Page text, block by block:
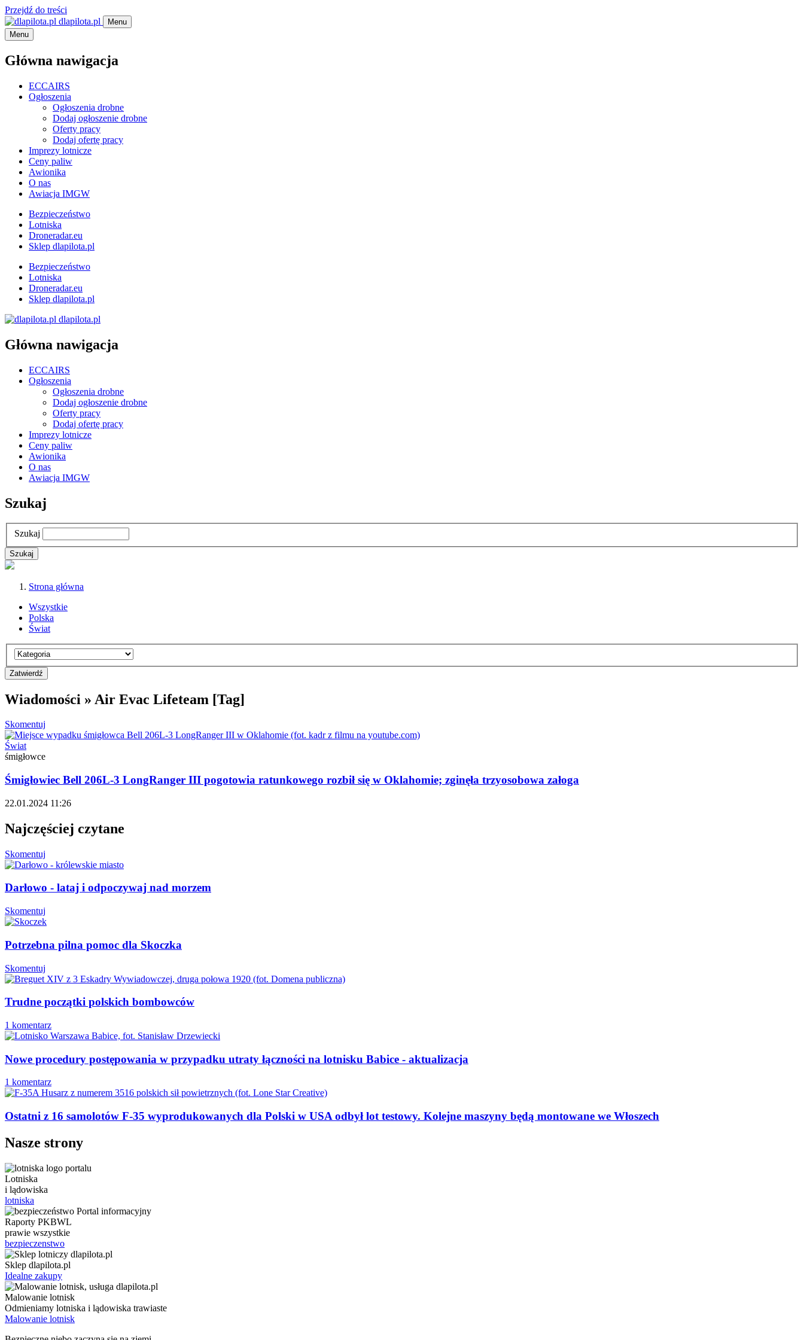
Przejdź do treści
dlapilota.pl
Menu
Menu
Główna nawigacja
ECCAIRS
Ogłoszenia
Ogłoszenia drobne
Dodaj ogłoszenie drobne
Oferty pracy
Dodaj ofertę pracy
Imprezy lotnicze
Ceny paliw
Awionika
O nas
Awiacja IMGW
Bezpieczeństwo
Lotniska
Droneradar.eu
Sklep dlapilota.pl
Bezpieczeństwo
Lotniska
Droneradar.eu
Sklep dlapilota.pl
dlapilota.pl
Główna nawigacja
ECCAIRS
Ogłoszenia
Ogłoszenia drobne
Dodaj ogłoszenie drobne
Oferty pracy
Dodaj ofertę pracy
Imprezy lotnicze
Ceny paliw
Awionika
O nas
Awiacja IMGW
Szukaj
Szukaj
Strona główna
Wszystkie
Polska
Świat
Wiadomości » Air Evac Lifeteam [Tag]
Skomentuj
Świat
śmigłowce
Śmigłowiec Bell 206L-3 LongRanger III pogotowia ratunkowego rozbił się w Oklahomie; zginęła trzyosobowa załoga
22.01.2024 11:26
Najczęściej czytane
Skomentuj
Darłowo - lataj i odpoczywaj nad morzem
Skomentuj
Potrzebna pilna pomoc dla Skoczka
Skomentuj
Trudne początki polskich bombowców
1 komentarz
Nowe procedury postępowania w przypadku utraty łączności na lotnisku Babice - aktualizacja
1 komentarz
Ostatni z 16 samolotów F-35 wyprodukowanych dla Polski w USA odbył lot testowy. Kolejne maszyny będą montowane we Włoszech
Nasze strony
Lotniska
i lądowiska
lotniska
Raporty PKBWL
prawie wszystkie
bezpieczenstwo
Sklep dlapilota.pl
Idealne zakupy
Malowanie lotnisk
Odmieniamy lotniska i lądowiska trawiaste
Malowanie lotnisk